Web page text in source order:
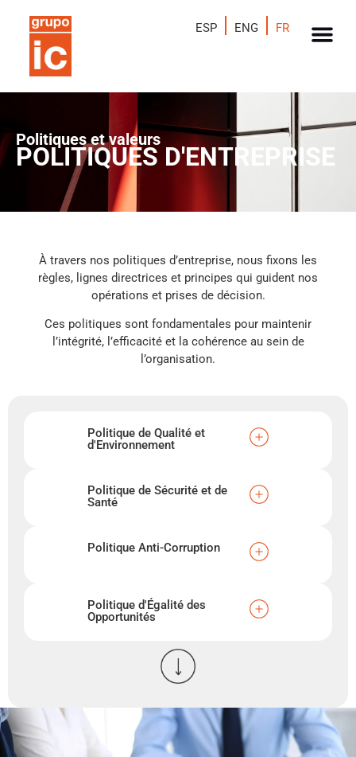
ESP ENG FR
Politiques et valeurs
POLITIQUES D'ENTREPRISE
À travers nos politiques d’entreprise, nous fixons les
règles, lignes directrices et principes qui guident nos
opérations et prises de décision.
Ces politiques sont fondamentales pour maintenir
l’intégrité, l’efficacité et la cohérence au sein de
l’organisation.
Politique de Qualité et
d'Environnement
Politique de Sécurité et de
Santé
Politique Anti-Corruption
Politique d'Égalité des
Opportunités